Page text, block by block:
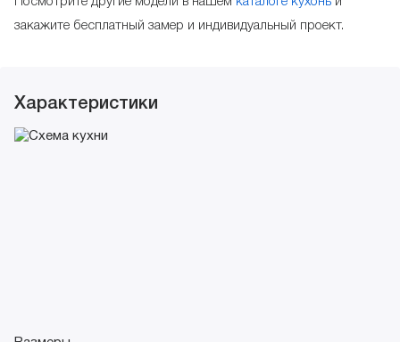
закажите бесплатный замер и индивидуальный проект.
Характеристики